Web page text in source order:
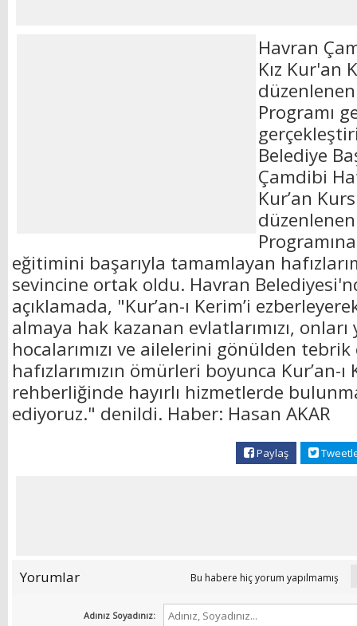
Havran
Kız Kur'an
düzenlenen
Programı
Belediye
Çamdibi
Kur’an
düzenlenen
eğitimini başarıyla tamamlayan
sevincine ortak oldu. Havran
açıklamada, "Kur’an-ı Kerim’i
almaya hak kazanan evlatlarımızı,
hocalarımızı ve ailelerini gönülden
hafızlarımızın ömürleri boyunca Kur’an-ı
rehberliğinde hayırlı hizmetlerde
ediyoruz." denildi. Haber: Hasan AKAR
Paylaş
Yorumlar Bu habere hiç yorum yapılmamış
Adınız Soyadınız: